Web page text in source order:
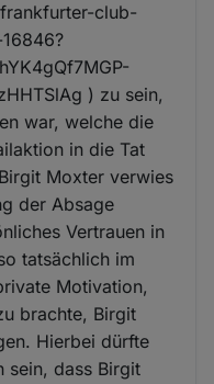
club-
) zu sein,
war, welche die
in die Tat
Moxter verwies
der Absage
Vertrauen in
tatsächlich im
Motivation,
brachte, Birgit
Hierbei dürfte
sein, dass Birgit